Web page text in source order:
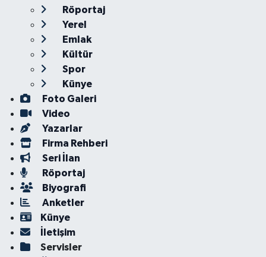
Röportaj
Yerel
Emlak
Kültür
Spor
Künye
Foto Galeri
Video
Yazarlar
Firma Rehberi
Seri İlan
Röportaj
Biyografi
Anketler
Künye
İletişim
Servisler